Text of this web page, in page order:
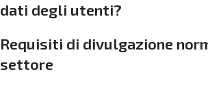
dati degli utenti?
Requisiti di divulgazione
settore